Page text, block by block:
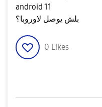
android 11
بلش يوصل لاوروبا؟
0 Likes